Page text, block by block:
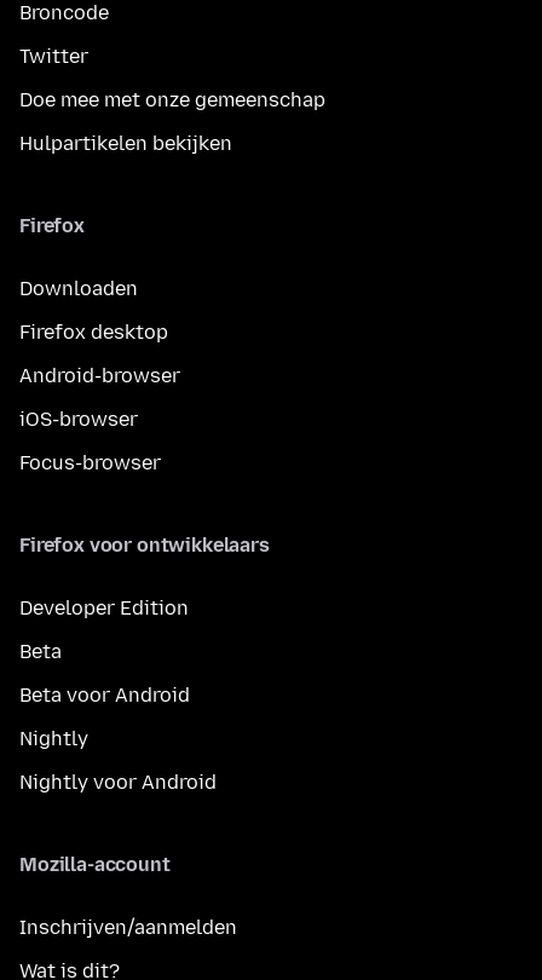
Broncode
Twitter
Doe mee met onze gemeenschap
Hulpartikelen bekijken
Firefox
Downloaden
Firefox desktop
Android-browser
iOS-browser
Focus-browser
Firefox voor ontwikkelaars
Developer Edition
Beta
Beta voor Android
Nightly
Nightly voor Android
Mozilla-account
Inschrijven/aanmelden
Wat is dit?